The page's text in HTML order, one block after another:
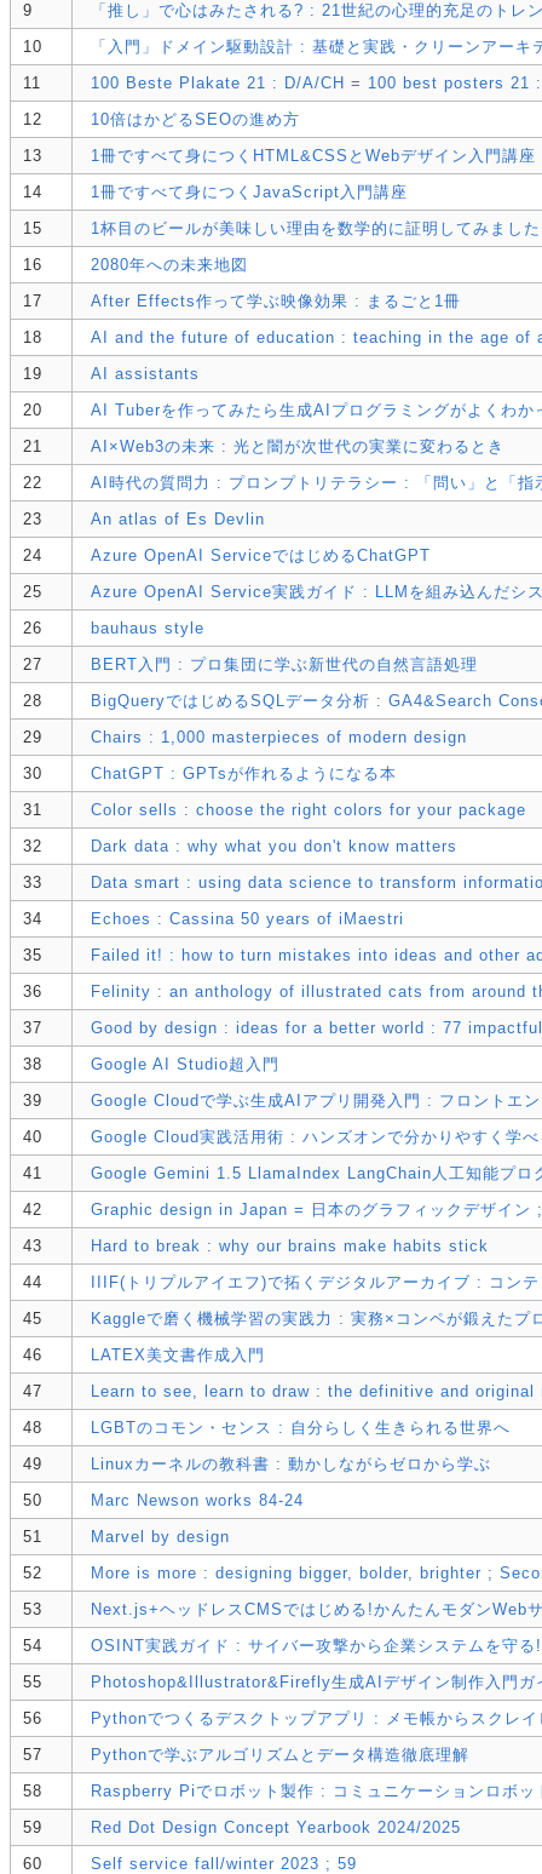
9
「推し」で心はみたされる? : 21世紀の心理的充足のトレ
10
「入門」ドメイン駆動設計 : 基礎と実践・クリーンアーキ
11
100 Beste Plakate 21 : D/A/CH = 100 best posters 21
12
10倍はかどるSEOの進め方
13
1冊ですべて身につくHTML&CSSとWebデザイン入門講座
14
1冊ですべて身につくJavaScript入門講座
15
1杯目のビールが美味しい理由を数学的に証明してみまし
16
2080年への未来地図
17
After Effects作って学ぶ映像効果 : まるごと1冊
18
AI and the future of education : teaching in the age of
19
AI assistants
20
AI Tuberを作ってみたら生成AIプログラミングがよくわか
21
AI×Web3の未来 : 光と闇が次世代の実業に変わるとき
22
AI時代の質問力 : プロンプトリテラシー : 「問い」と「
23
An atlas of Es Devlin
24
Azure OpenAI ServiceではじめるChatGPT
25
Azure OpenAI Service実践ガイド : LLMを組み込んだシ
26
bauhaus style
27
BERT入門 : プロ集団に学ぶ新世代の自然言語処理
28
BigQueryではじめるSQLデータ分析 : GA4&Search
29
Chairs : 1,000 masterpieces of modern design
30
ChatGPT : GPTsが作れるようになる本
31
Color sells : choose the right colors for your package
32
Dark data : why what you don't know matters
33
Data smart : using data science to transform
34
Echoes : Cassina 50 years of iMaestri
35
Failed it! : how to turn mistakes into ideas and other
36
Felinity : an anthology of illustrated cats from around
37
Good by design : ideas for a better world : 77
38
Google AI Studio超入門
39
Google Cloudで学ぶ生成AIアプリ開発入門 : フロントエ
40
Google Cloud実践活用術 : ハンズオンで分かりやすく学
41
Google Gemini 1.5 LlamaIndex LangChain人工知能プロ
42
Graphic design in Japan = 日本のグラフィックデザイン
43
Hard to break : why our brains make habits stick
44
IIIF(トリプルアイエフ)で拓くデジタルアーカイブ : コン
45
Kaggleで磨く機械学習の実践力 : 実務×コンペが鍛えたプ
46
LATEX美文書作成入門
47
Learn to see, learn to draw : the definitive and
48
LGBTのコモン・センス : 自分らしく生きられる世界へ
49
Linuxカーネルの教科書 : 動かしながらゼロから学ぶ
50
Marc Newson works 84-24
51
Marvel by design
52
More is more : designing bigger, bolder, brighter ;
53
Next.js+ヘッドレスCMSではじめる!かんたんモダンWeb
54
OSINT実践ガイド : サイバー攻撃から企業システムを守る!
55
Photoshop&Illustrator&Firefly生成AIデザイン制作入門ガ
56
Pythonでつくるデスクトップアプリ : メモ帳からスクレ
57
Pythonで学ぶアルゴリズムとデータ構造徹底理解
58
Raspberry Piでロボット製作 : コミュニケーションロボッ
59
Red Dot Design Concept Yearbook 2024/2025
60
Self service fall/winter 2023 ; 59